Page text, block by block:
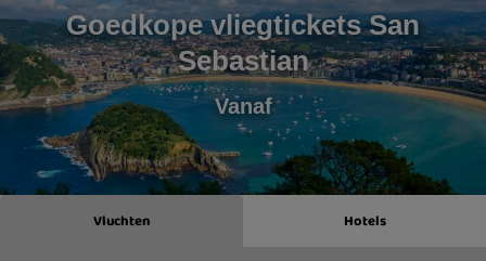
Goedkope vliegtickets San
Sebastian
Vanaf